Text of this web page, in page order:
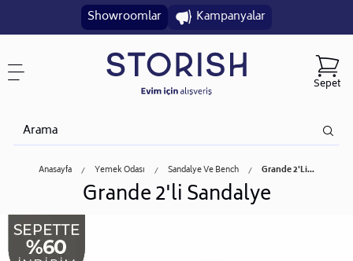
Showroomlar Kampanyalar
Sepet
Anasayfa Yemek Odası Sandalye Ve Bench Grande 2'li...
Grande 2'li Sandalye